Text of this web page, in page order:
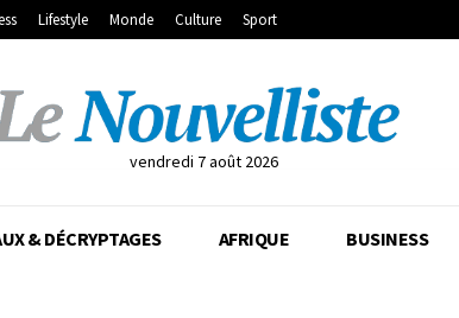
Lifestyle Monde Culture Sport
vendredi 7 août 2026
& DÉCRYPTAGES AFRIQUE BUSINESS